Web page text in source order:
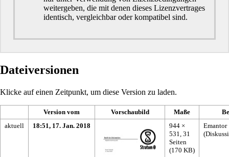
weitergeben, die mit denen dieses Lizenzvertrages
identisch, vergleichbar oder kompatibel sind.
Dateiversionen
Klicke auf einen Zeitpunkt, um diese Version zu laden.
Version vom Vorschaubild Maße
aktuell
18:51, 17. Jan. 2018
944 ×
531, 31
Seiten
(170 KB)
Emantor
(